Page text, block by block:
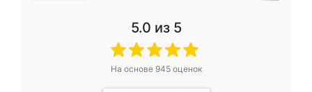
5.0 из 5
На основе 945оценок